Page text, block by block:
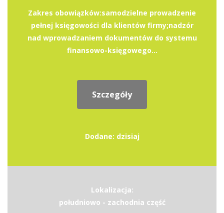
Zakres obowiązków:samodzielne prowadzenie
pełnej księgowości dla klientów firmy;nadzór
nad wprowadzaniem dokumentów do systemu
finansowo-księgowego...
Szczegóły
Dodane: dzisiaj
Lokalizacja:
południowo - zachodnia część